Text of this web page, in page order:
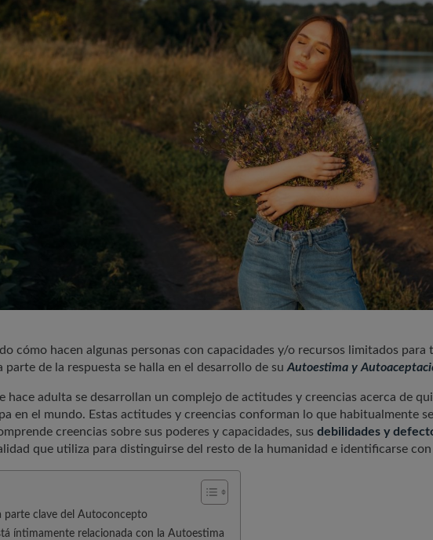
cómo hacen algunas personas con capacidades y/o recursos limitados para
parte de la respuesta se halla en el desarrollo de su Autoestima y
hace adulta se desarrollan un complejo de actitudes y creencias acerca de
en el mundo. Estas actitudes y creencias conforman lo que habitualmente
creencias sobre sus poderes y capacidades, sus debilidades y
que utiliza para distinguirse del resto de la humanidad e identificarse con
parte clave del Autoconcepto
íntimamente relacionada con la Autoestima